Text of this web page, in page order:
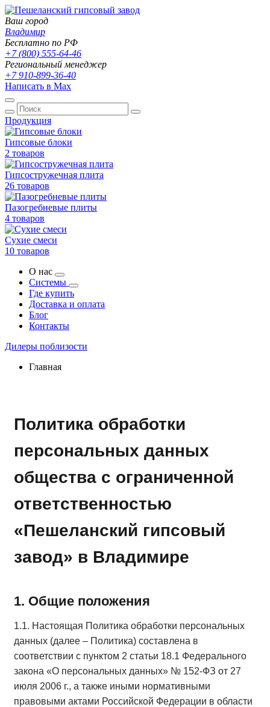
Ваш город
Владимир
Бесплатно по РФ
+7 (800) 555-64-46
Региональный менеджер
+7 910-899-36-40
Написать в Max
Продукция
Гипсовые блоки
2 товаров
Гипсостружечная плита
26 товаров
Пазогребневые плиты
4 товаров
Сухие смеси
10 товаров
О нас
Системы
Где купить
Доставка и оплата
Блог
Контакты
Дилеры поблизости
Главная
Политика обработки
персональных данных
общества с ограниченной
ответственностью
«Пешеланский гипсовый
завод» в Владимире
1. Общие положения
1.1. Настоящая Политика обработки персональных
данных (далее – Политика) составлена в
соответствии с пунктом 2 статьи 18.1 Федерального
закона «О персональных данных» № 152-ФЗ от 27
июля 2006 г., а также иными нормативными
правовыми актами Российской Федерации в области